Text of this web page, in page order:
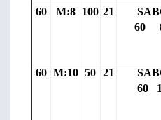
60 M:8 100 21
60
60 M:10 50 21
60